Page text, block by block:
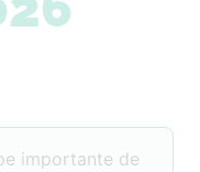
importante de